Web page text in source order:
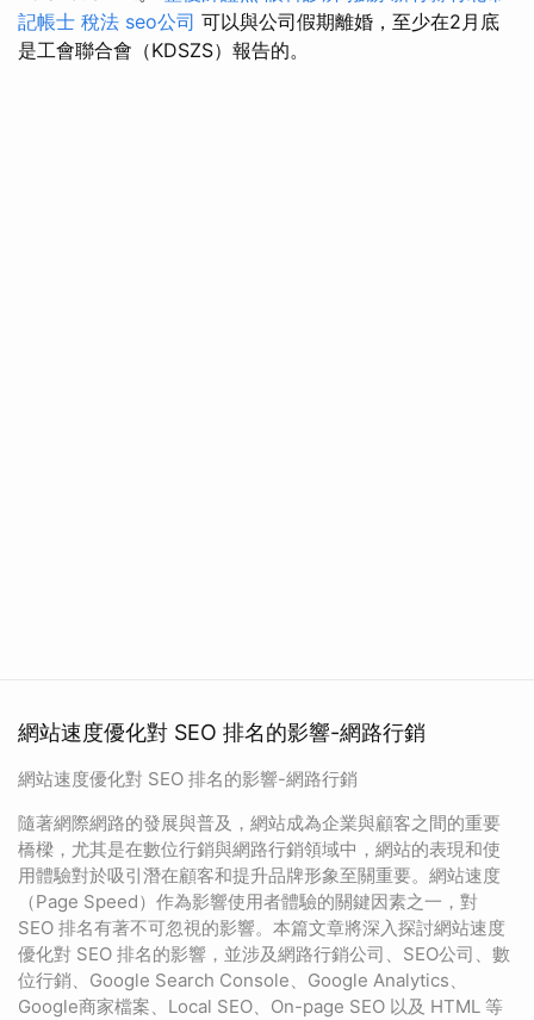
記帳士 稅法 seo公司 可以與公司假期離婚，至少在2月底
是工會聯合會（KDSZS）報告的。
網站速度優化對 SEO 排名的影響-網路行銷
網站速度優化對 SEO 排名的影響-網路行銷
隨著網際網路的發展與普及，網站成為企業與顧客之間的重要
橋樑，尤其是在數位行銷與網路行銷領域中，網站的表現和使
用體驗對於吸引潛在顧客和提升品牌形象至關重要。網站速度
（Page Speed）作為影響使用者體驗的關鍵因素之一，對
SEO 排名有著不可忽視的影響。本篇文章將深入探討網站速度
優化對 SEO 排名的影響，並涉及網路行銷公司、SEO公司、數
位行銷、Google Search Console、Google Analytics、
Google商家檔案、Local SEO、On-page SEO 以及 HTML 等